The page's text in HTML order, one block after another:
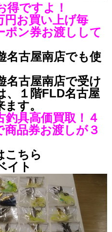
得ですよ！
円お買い上げ毎
ポン券お渡しして
名古屋南店でも使
名古屋南店で受け
１階FLD名古屋
す。
具高価買取！４
商品券お渡しが３
こちら
イト